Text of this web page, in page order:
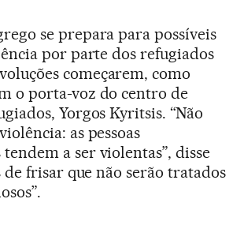
se prepara para possíveis
por parte dos refugiados
começarem, como
o porta-voz do centro de
Yorgos Kyritsis. “Não
as pessoas
tendem a ser violentas”, disse
frisar que não serão tratados